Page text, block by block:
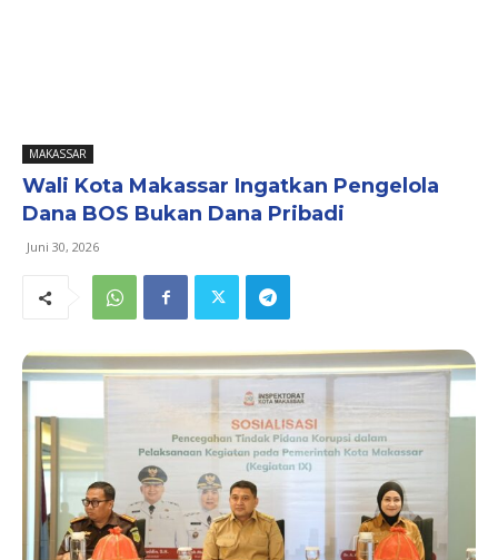
MAKASSAR
Wali Kota Makassar Ingatkan Pengelola
Dana BOS Bukan Dana Pribadi
Juni 30, 2026